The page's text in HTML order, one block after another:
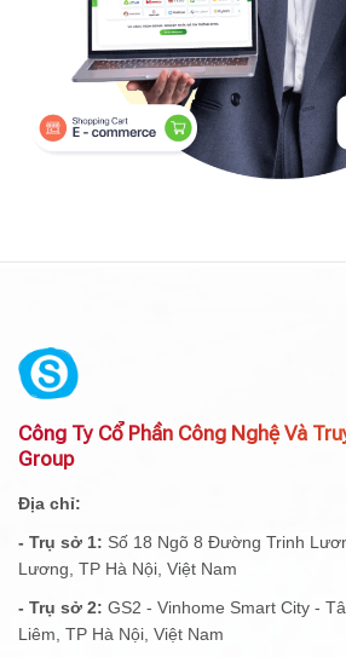
Công Ty Cổ Phần Công Nghệ Và
Group
Địa chỉ:
- Trụ sở 1: Số 18 Ngõ 8 Đường Trinh
Lương, TP Hà Nội, Việt Nam
- Trụ sở 2: GS2 - Vinhome Smart City -
Liêm, TP Hà Nội, Việt Nam